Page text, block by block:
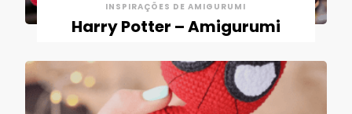
INSPIRAÇÕES DE AMIGURUMI
Harry Potter – Amigurumi